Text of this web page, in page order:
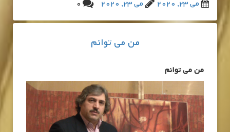
می 23, 2020
می 23, 2020 0
من می توانم
من می توانم